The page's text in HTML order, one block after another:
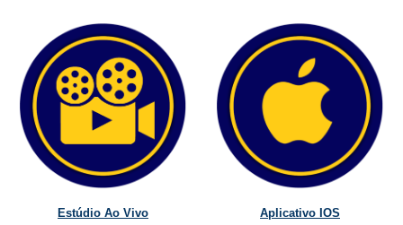
Estúdio Ao Vivo Aplicativo IOS